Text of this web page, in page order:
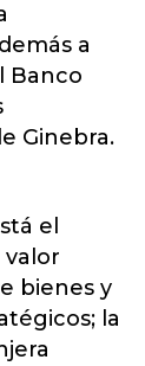
a
Banco
Ginebra.
el
bienes y
la